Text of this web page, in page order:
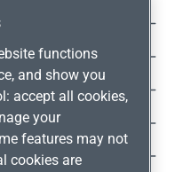
functions
and show you
accept all cookies,
your
features may not
cookies are